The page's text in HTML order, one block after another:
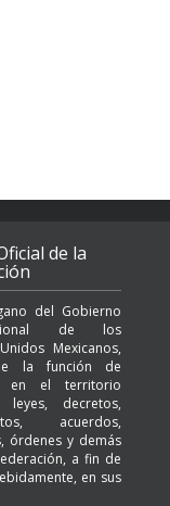
de la
del Gobierno
de los
Mexicanos,
la función de
en el territorio
leyes, decretos,
acuerdos,
órdenes y demás
a fin de
en sus